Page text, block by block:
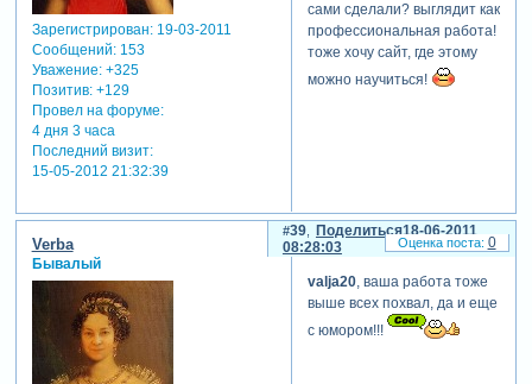
Зарегистрирован: 19-03-2011
Сообщений:153
Уважение: +325
Позитив: +129
Провел на форуме:
4 дня 3 часа
Последний визит:
15-05-2012 21:32:39
сами сделали? выглядит как
профессиональная работа!
тоже хочу сайт, где этому
можно научиться!
Поделиться
39
18-06-2011
08:28:03
Verba
Бывалый
valja20, ваша работа тоже
выше всех похвал, да и еще
с юмором!!!
0